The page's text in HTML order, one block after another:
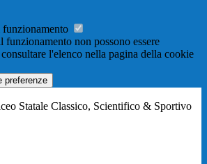
funzionamento
funzionamento non possono essere
l'elenco nella pagina della cookie
preferenze
Statale Classico, Scientifico & Sportivo